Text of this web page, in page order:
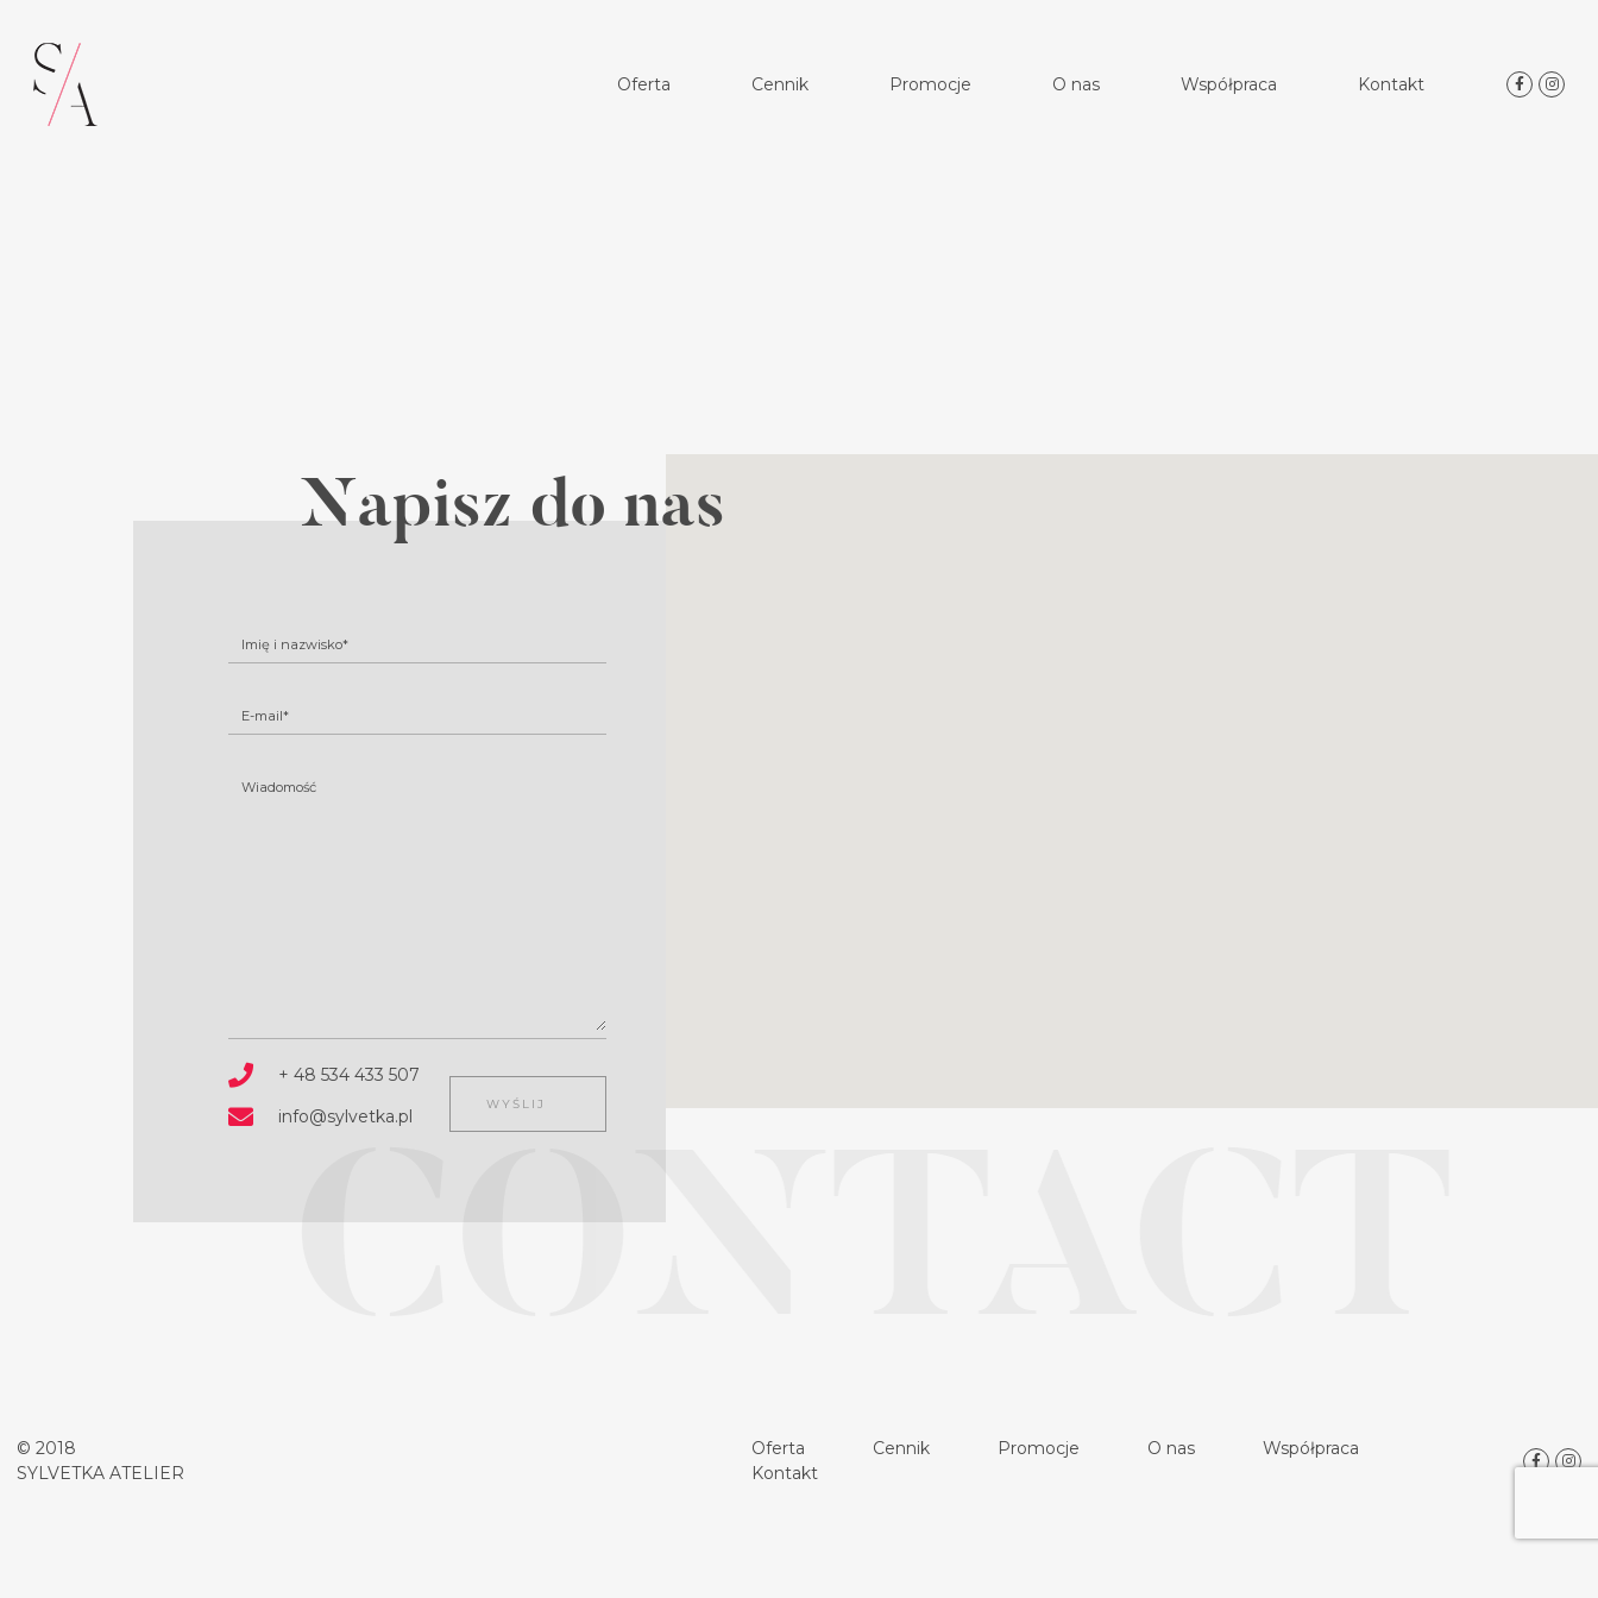
Oferta Cennik Promocje O nas Współpraca Kontakt
CONTACT
Napisz do nas
Imię i nazwisko*
E-mail*
Wiadomość
+ 48 534 433 507
info@sylvetka.pl
© 2018
SYLVETKA ATELIER
Oferta Cennik Promocje O nas
Współpraca
Kontakt